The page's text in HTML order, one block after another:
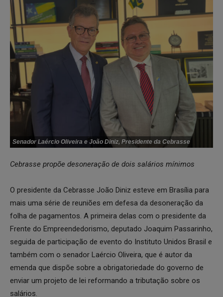
Senador Laércio Oliveira e João Diniz, Presidente da Cebrasse
Cebrasse propõe desoneração de dois salários mínimos
O presidente da Cebrasse João Diniz esteve em Brasília para
mais uma série de reuniões em defesa da desoneração da
folha de pagamentos. A primeira delas com o presidente da
Frente do Empreendedorismo, deputado Joaquim Passarinho,
seguida de participação de evento do Instituto Unidos Brasil e
também com o senador Laércio Oliveira, que é autor da
emenda que dispõe sobre a obrigatoriedade do governo de
enviar um projeto de lei reformando a tributação sobre os
salários.